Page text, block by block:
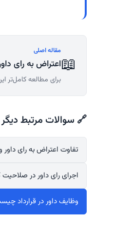
📖
مقاله اصلی
اعتراض به رای
برای مطالعه کامل‌تر
🔗 سوالات مرتبط دیگر
تفاوت اعتراض به رای
اجرای رای داور در
وظایف داور در قرارداد